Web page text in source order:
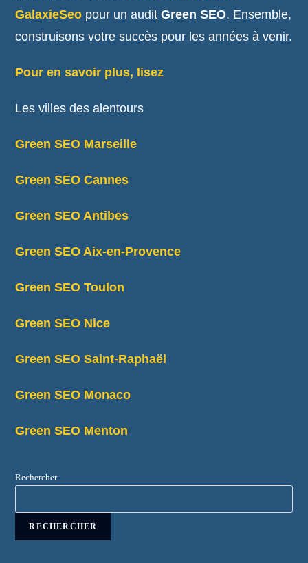
GalaxieSeo pour un auditGreen SEO. Ensemble,
construisons votre succès pour les années à venir.
Pour en savoir plus, lisez
Les villes des alentours
Green SEO Marseille
Green SEO Cannes
Green SEO Antibes
Green SEO Aix-en-Provence
Green SEO Toulon
Green SEO Nice
Green SEO Saint-Raphaël
Green SEO Monaco
Green SEO Menton
Rechercher
RECHERCHER